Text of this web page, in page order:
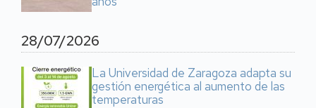
28/07/2026
La Universidad de Zaragoza adapta su
gestión energética al aumento de las
temperaturas